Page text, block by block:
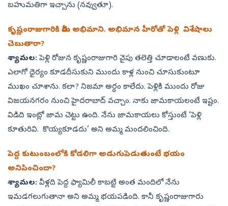
బహుమతిగా ఇచ్చాను (నవ్వుతూ).
కృష్ణంరాజుగారికి మీరు అభిమాని. అభిమాన హీరోతో పెళ్లి విశేషాలు
చెబుతారా?
శ్యామల:పెళ్లి రోజున కృష్ణంరాజుగారి వైపు తలెత్తి చూడాలంటే వణుకు.
ఎలాగో ధైర్యం కూడదీసుకుని ముందు కాళ్ల నుంచి చూసుకుంటూ
ముఖం చూశాను. కలా? నిజమా అర్థం కాలేదు. పెళ్లికి ముందు రోజు
విజయనగరం నుంచి హైదరాబాద్‌ వచ్చాం. నాకు జామకాయలంటే ఇష్టం.
విడిది ఇంట్లో జామ చెట్టు ఉంది. నేను జామకాయలు కోస్తుంటే ‘పెళ్లి
కూతురివి. కొయ్యకూడదు’ అని అమ్మ మందలించింది.
పెద్ద కుటుంబంలోకి కోడలిగా అడుగుపెడుతుంటే భయం
అనిపించిందా?
శ్యామల: వీళ్లది పెద్ద ఫ్యామిలీ కాబట్టి అంత మందిలో నేను
ఇమడగలుగుతానా అని అమ్మ భయపడింది. కానీ కృష్ణంరాజుగారు